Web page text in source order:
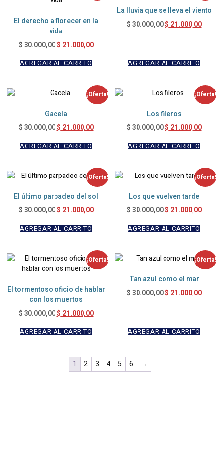
El derecho a florecer en la
vida
$ 30.000,00 $ 21.000,00
AGREGAR AL CARRITO
La lluvia que se lleva el viento
$ 30.000,00 $ 21.000,00
AGREGAR AL CARRITO
¡Oferta!
Gacela
$ 30.000,00 $ 21.000,00
AGREGAR AL CARRITO
¡Oferta!
Los fileros
$ 30.000,00 $ 21.000,00
AGREGAR AL CARRITO
¡Oferta!
El último parpadeo del sol
$ 30.000,00 $ 21.000,00
AGREGAR AL CARRITO
¡Oferta!
Los que vuelven tarde
$ 30.000,00 $ 21.000,00
AGREGAR AL CARRITO
¡Oferta!
El tormentoso oficio de hablar
con los muertos
$ 30.000,00 $ 21.000,00
AGREGAR AL CARRITO
¡Oferta!
Tan azul como el mar
$ 30.000,00 $ 21.000,00
AGREGAR AL CARRITO
1 2 3 4 5 6 →